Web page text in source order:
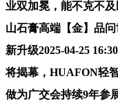
业双加冕，能不克不
山石膏高端【金】品
新升级2025-04-25
将揭幕，HUAFON轻
做为广交会持续9年参